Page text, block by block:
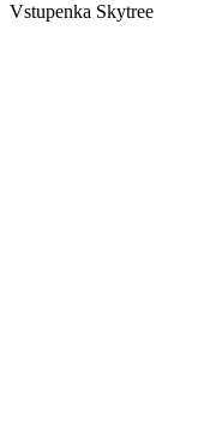
Vstupenka Skytree